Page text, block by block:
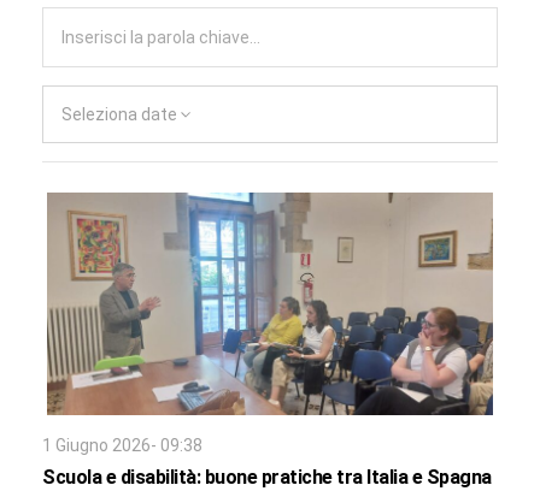
Seleziona date
1 Giugno 2026- 09:38
Scuola e disabilità: buone pratiche tra Italia e Spagna